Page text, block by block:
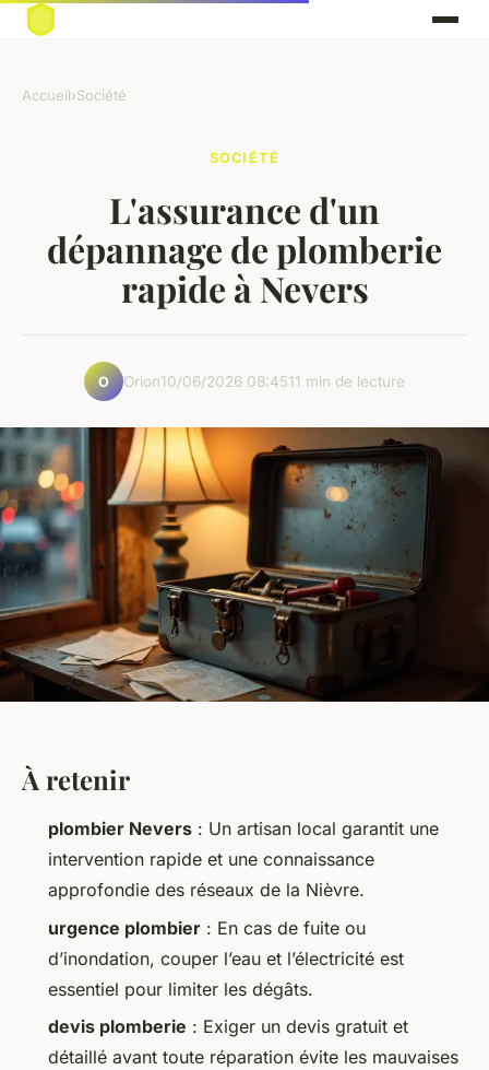
Accueil›Société
SOCIÉTÉ
L'assurance d'un
dépannage de plomberie
rapide à Nevers
O Orion10/06/2026 08:4511 min de lecture
À retenir
plombier Nevers : Un artisan local garantit une
intervention rapide et une connaissance
approfondie des réseaux de la Nièvre.
urgence plombier : En cas de fuite ou
d’inondation, couper l’eau et l’électricité est
essentiel pour limiter les dégâts.
devis plomberie : Exiger un devis gratuit et
détaillé avant toute réparation évite les mauvaises